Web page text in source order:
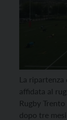
La
affidata al
Rugby
dopo tre